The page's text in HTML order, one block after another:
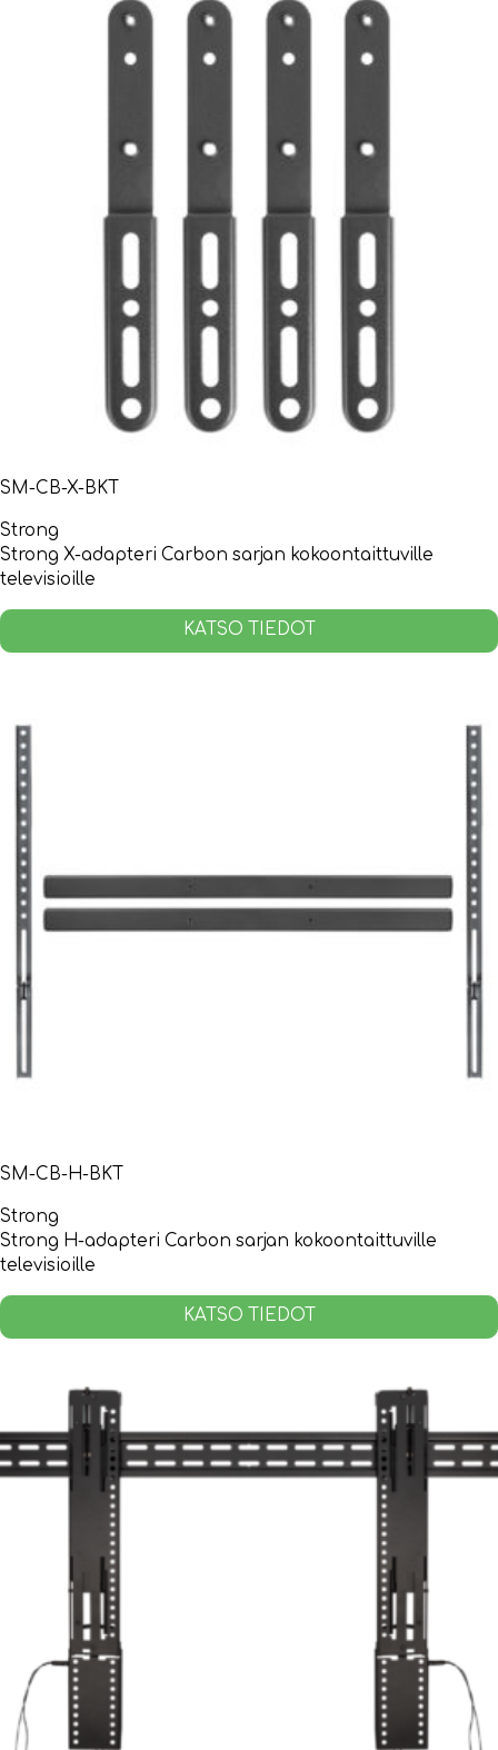
SM-CB-X-BKT
Strong
Strong X-adapteri Carbon sarjan kokoontaittuville
televisioille
KATSO TIEDOT
SM-CB-H-BKT
Strong
Strong H-adapteri Carbon sarjan kokoontaittuville
televisioille
KATSO TIEDOT